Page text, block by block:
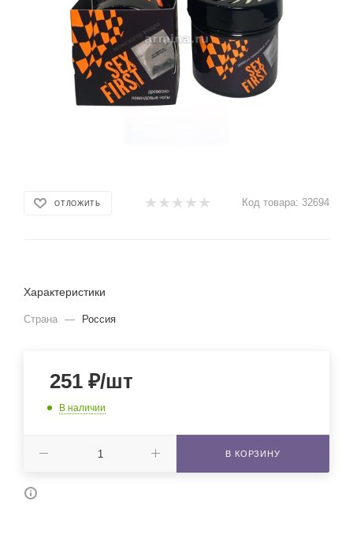
ОТЛОЖИТЬ Код товара: 32694
Характеристики
Страна — Россия
251 ₽/шт
В наличии
В КОРЗИНУ